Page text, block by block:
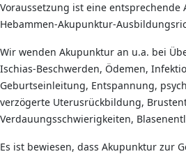
Voraussetzung ist eine entsprechende
Hebammen-Akupunktur-
Wir wenden Akupunktur an u.a. bei
Ischias-Beschwerden, Ödemen,
Geburtseinleitung, Entspannung,
verzögerte Uterusrückbildung,
Verdauungsschwierigkeiten,
Es ist bewiesen, dass Akupunktur zur